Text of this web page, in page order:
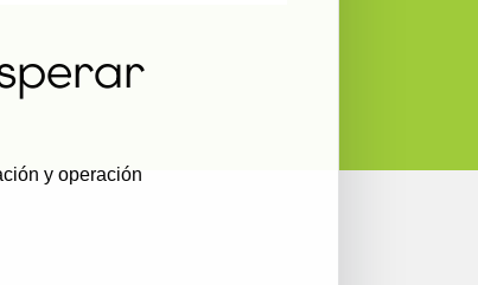
y operación